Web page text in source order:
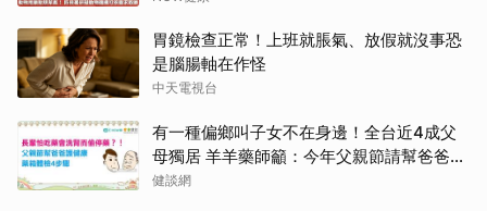
胃鏡檢查正常！上班就脹氣、放假就沒事恐
是腦腸軸在作怪
中天電視台
有一種偏鄉叫子女不在身邊！全台近4成父
母獨居 羊羊藥師籲：今年父親節請幫爸爸讀
懂他的藥
健談網